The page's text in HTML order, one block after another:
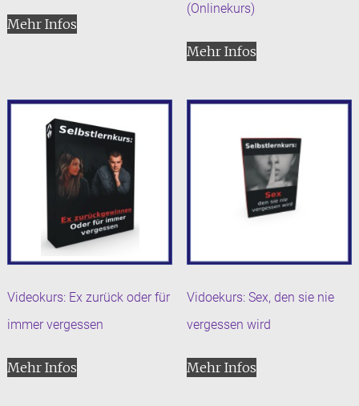
Mehr Infos
(Onlinekurs)
Mehr Infos
Videokurs: Ex zurück oder für
immer vergessen
Mehr Infos
Vidoekurs: Sex, den sie nie
vergessen wird
Mehr Infos